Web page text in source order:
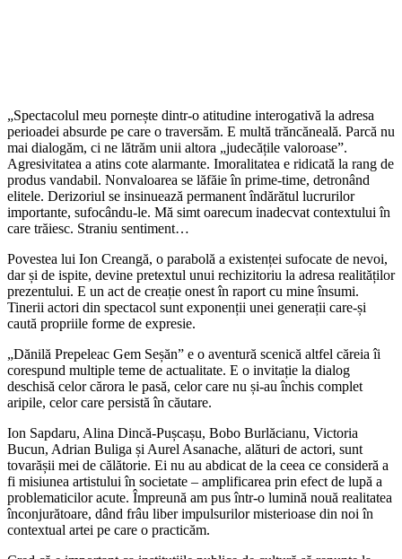
„Spectacolul meu pornește dintr-o atitudine interogativă la adresa
perioadei absurde pe care o traversăm. E multă trăncăneală. Parcă nu
mai dialogăm, ci ne lătrăm unii altora „judecățile valoroase”.
Agresivitatea a atins cote alarmante. Imoralitatea e ridicată la rang de
produs vandabil. Nonvaloarea se lăfăie în prime-time, detronând
elitele. Derizoriul se insinuează permanent îndărătul lucrurilor
importante, sufocându-le. Mă simt oarecum inadecvat contextului în
care trăiesc. Straniu sentiment…
Povestea lui Ion Creangă, o parabolă a existenței sufocate de nevoi,
dar și de ispite, devine pretextul unui rechizitoriu la adresa realităților
prezentului. E un act de creație onest în raport cu mine însumi.
Tinerii actori din spectacol sunt exponenții unei generații care-și
caută propriile forme de expresie.
„Dănilă Prepeleac Gem Seșăn” e o aventură scenică altfel căreia îi
corespund multiple teme de actualitate. E o invitație la dialog
deschisă celor cărora le pasă, celor care nu și-au închis complet
aripile, celor care persistă în căutare.
Ion Sapdaru, Alina Dincă-Pușcașu, Bobo Burlăcianu, Victoria
Bucun, Adrian Buliga și Aurel Asanache, alături de actori, sunt
tovarășii mei de călătorie. Ei nu au abdicat de la ceea ce consideră a
fi misiunea artistului în societate – amplificarea prin efect de lupă a
problematicilor acute. Împreună am pus într-o lumină nouă realitatea
înconjurătoare, dând frâu liber impulsurilor misterioase din noi în
contextual artei pe care o practicăm.